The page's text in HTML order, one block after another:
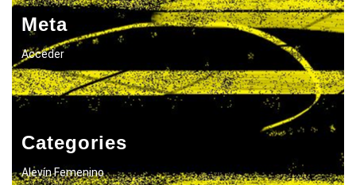
Meta
Acceder
Categories
Alevín Femenino